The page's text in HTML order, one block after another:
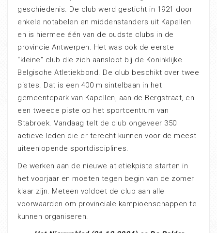
geschiedenis. De club werd gesticht in 1921 door
enkele notabelen en middenstanders uit Kapellen
en is hiermee één van de oudste clubs in de
provincie Antwerpen. Het was ook de eerste
“kleine” club die zich aansloot bij de Koninklijke
Belgische Atletiekbond. De club beschikt over twee
pistes. Dat is een 400 m sintelbaan in het
gemeentepark van Kapellen, aan de Bergstraat, en
een tweede piste op het sportcentrum van
Stabroek. Vandaag telt de club ongeveer 350
actieve leden die er terecht kunnen voor de meest
uiteenlopende sportdisciplines.
De werken aan de nieuwe atletiekpiste starten in
het voorjaar en moeten tegen begin van de zomer
klaar zijn. Meteen voldoet de club aan alle
voorwaarden om provinciale kampioenschappen te
kunnen organiseren.